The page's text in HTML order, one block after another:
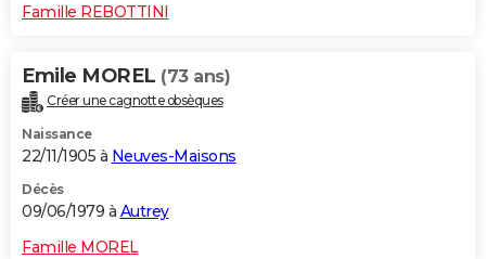
Famille REBOTTINI
Emile MOREL (73 ans)
Créer une cagnotte obsèques
Naissance
22/11/1905 à Neuves-Maisons
Décès
09/06/1979 à Autrey
Famille MOREL